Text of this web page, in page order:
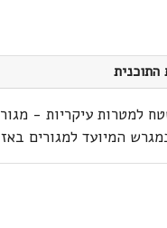
למטרות עיקריות -
המיועד למגורים